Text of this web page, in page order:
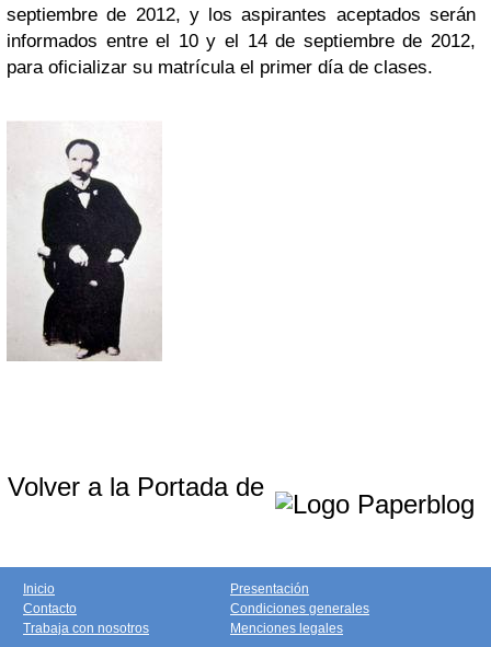
septiembre de 2012, y los aspirantes aceptados serán
informados entre el 10 y el 14 de septiembre de 2012,
para oficializar su matrícula el primer día de clases.
Volver a la Portada de
Inicio
Contacto
Trabaja con nosotros
Presentación
Condiciones generales
Menciones legales